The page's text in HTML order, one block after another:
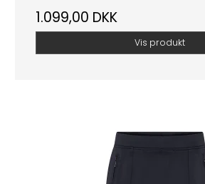
1.099,00 DKK
Vis produkt